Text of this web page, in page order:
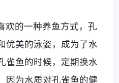
欢的一种养鱼方式，孔
优美的泳姿，成为了水
雀鱼的时候，定期换水
因为水质对孔雀鱼的健